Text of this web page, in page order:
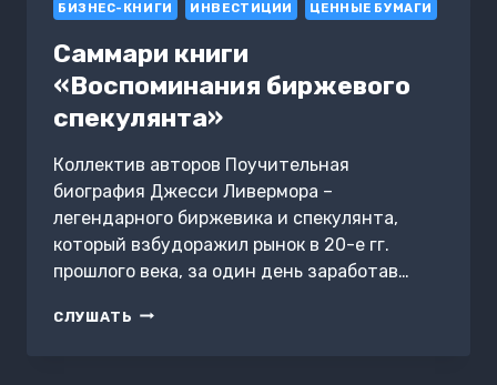
ИСКУССТВЕННЫЙ
ДЛЯ
БИЗНЕС-КНИГИ ИНВЕСТИЦИИ ЦЕННЫЕ БУМАГИ
Саммари книги
«Воспоминания биржевого
спекулянта»
Коллектив авторов Поучительная
биография Джесси Ливермора –
легендарного биржевика и спекулянта,
который взбудоражил рынок в 20-е гг.
прошлого века, за один день заработав…
СЛУШАТЬ САММАРИ